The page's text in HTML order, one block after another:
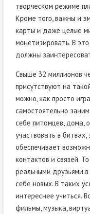
творческом режиме
Кроме того, важны и
карты и даже целые
монетизировать. В
должны
Свыше 32 миллионов
присутствуют на
можно, как просто
самостоятельно
себе питомцев, дома,
участвовать в
обеспечивает
контактов и связей.
реальными друзьями
себе новых. В таких
интереснее учиться.
фильмы, музыка,